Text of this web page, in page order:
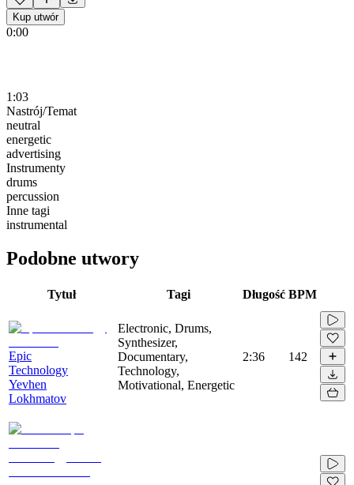
Kup utwór
0:00
1:03
Nastrój/Temat
neutral
energetic
advertising
Instrumenty
drums
percussion
Inne tagi
instrumental
Podobne utwory
Tytuł Tagi Długość BPM
Epic
Technology
Yevhen
Lokhmatov
Electronic, Drums,
Synthesizer,
Documentary,
Technology,
Motivational, Energetic
2:36 142